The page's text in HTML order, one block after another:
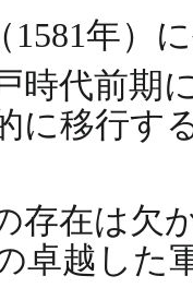
年）
時代前期
に移行す
存在は欠
卓越した